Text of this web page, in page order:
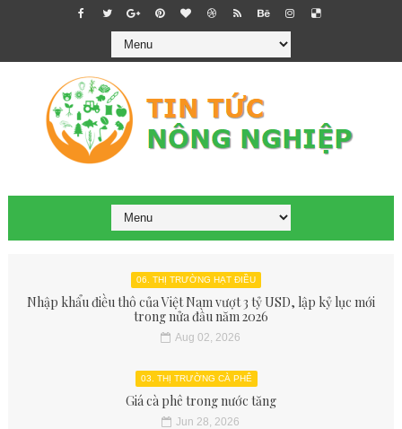
06. THỊ TRƯỜNG HẠT ĐIỀU
Nhập khẩu điều thô của Việt Nam vượt 3 tỷ USD, lập kỷ lục mới
trong nửa đầu năm 2026
Aug 02, 2026
03. THỊ TRƯỜNG CÀ PHÊ
Giá cà phê trong nước tăng
Jun 28, 2026